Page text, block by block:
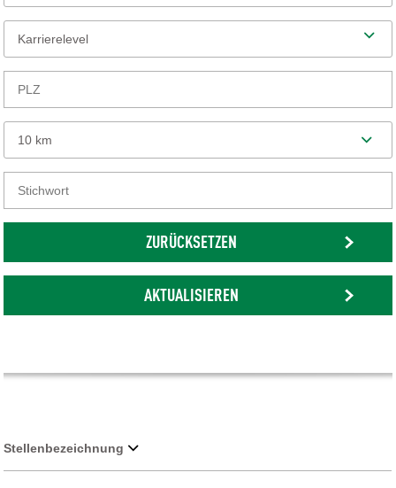
Karrierelevel
10 km
ZURÜCKSETZEN
AKTUALISIEREN
Stellenbezeichnung